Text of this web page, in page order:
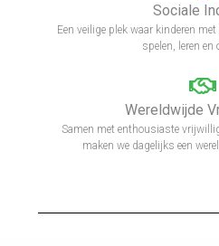
Sociale
Een veilige plek waar kinderen
spelen, leren en
Wereldwijde
Samen met enthousiaste
maken we dagelijks een